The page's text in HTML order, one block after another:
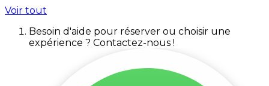
Voir tout
Besoin d'aide pour réserver ou choisir une
expérience ? Contactez-nous !